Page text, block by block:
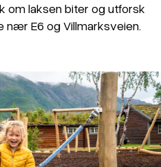
om laksen biter og utforsk
nær E6 og Villmarksveien.